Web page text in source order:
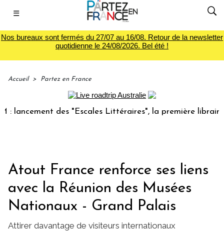
☰
Nos bureaux sont fermés du 27/07 au 16/08. Retour de la newsletter
quotidienne le 24/08/2026. Bel été !
Accueil > Partez en France
des "Escales Littéraires", la première librairie du
Atout France renforce ses liens
avec la Réunion des Musées
Nationaux - Grand Palais
Attirer davantage de visiteurs internationaux